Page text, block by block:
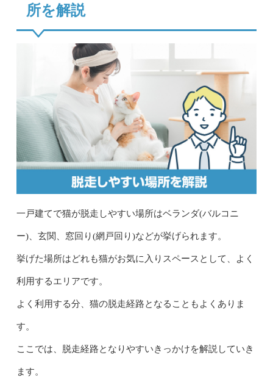
所を解説
一戸建てで猫が脱走しやすい場所はベランダ(バルコニ
ー)、玄関、窓回り(網戸回り)などが挙げられます。
挙げた場所はどれも猫がお気に入りスペースとして、よく
利用するエリアです。
よく利用する分、猫の脱走経路となることもよくありま
す。
ここでは、脱走経路となりやすいきっかけを解説していき
ます。